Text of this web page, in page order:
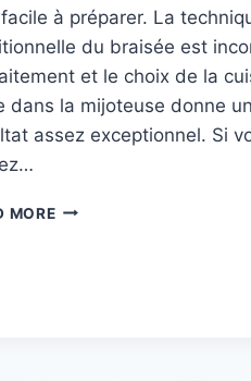
à préparer. La
du braisée est
et le choix de la
dans la mijoteuse donne un
assez exceptionnel. Si
MOREBOEUF